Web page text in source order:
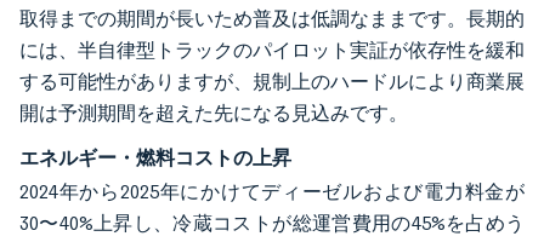
取得までの期間が長いため普及は低調なままです。長期的
には、半自律型トラックのパイロット実証が依存性を緩和
する可能性がありますが、規制上のハードルにより商業展
開は予測期間を超えた先になる見込みです。
エネルギー・燃料コストの上昇
2024年から2025年にかけてディーゼルおよび電力料金が
30〜40%上昇し、冷蔵コストが総運営費用の45%を占めう